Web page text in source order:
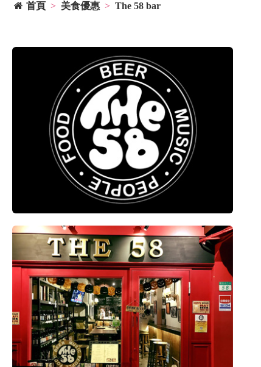
首頁 美食優惠 The 58 bar